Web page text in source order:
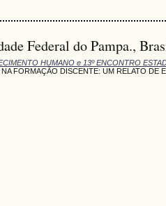
Federal do Pampa.,
HUMANO e 13º ENCONTRO
FORMAÇÃO DISCENTE: UM RELATO DE